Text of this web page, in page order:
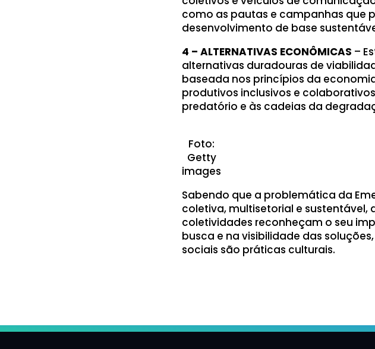
como as pautas e campanhas que
desenvolvimento de base
4 – ALTERNATIVAS ECONÔMICAS –
alternativas duradouras de
baseada nos princípios da
produtivos inclusivos e
predatório e às cadeias da
Foto:
Getty
images
Sabendo que a problemática da
coletiva, multisetorial e sustentável,
coletividades reconheçam o seu
busca e na visibilidade das
sociais são práticas culturais.